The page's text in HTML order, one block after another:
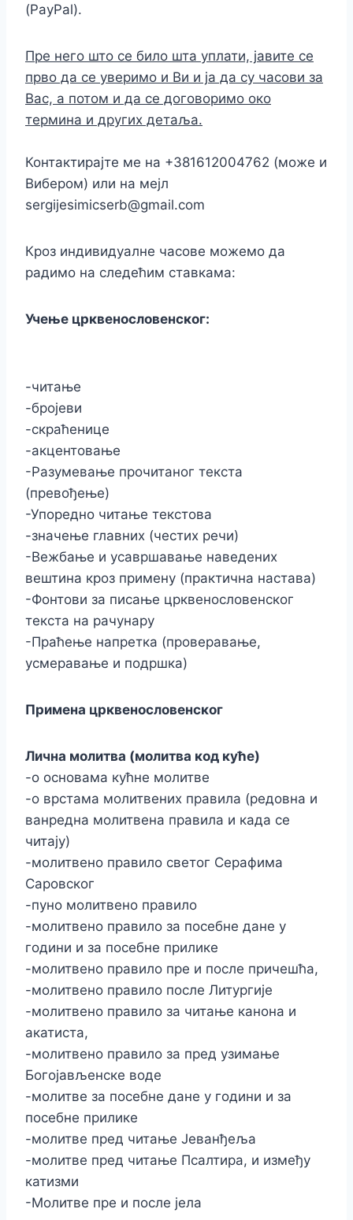
(PayPal).
Пре него што се било шта уплати, јавите се
прво да се уверимо и Ви и ја да су часови за
Вас, а потом и да се договоримо око
термина и других детаља.
Контактирајте ме на +381612004762 (може и
Вибером) или на мејл
sergijesimicserb@gmail.com
Кроз индивидуалне часове можемо да
радимо на следећим ставкама:
Учење црквенословенског:
-читање
-бројеви
-скраћенице
-акцентовање
-Разумевање прочитаног текста
(превођење)
-Упоредно читање текстова
-значење главних (честих речи)
-Вежбање и усавршавање наведених
вештина кроз примену (практична настава)
-Фонтови за писање црквенословенског
текста на рачунару
-Праћење напретка (проверавање,
усмеравање и подршка)
Примена црквенословенског
Лична молитва (молитва код куће)
-о основама кућне молитве
-о врстама молитвених правила (редовна и
ванредна молитвена правила и када се
читају)
-молитвено правило светог Серафима
Саровског
-пуно молитвено правило
-молитвено правило за посебне дане у
години и за посебне прилике
-молитвено правило пре и после причешћа,
-молитвено правило после Литургије
-молитвено правило за читање канона и
акатиста,
-молитвено правило за пред узимање
Богојављенске воде
-молитве за посебне дане у години и за
посебне прилике
-молитве пред читање Јеванђеља
-молитве пред читање Псалтира, и између
катизми
-Молитве пре и после јела